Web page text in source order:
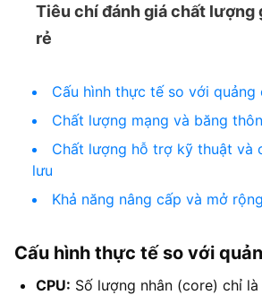
Tiêu chí đánh giá chất lượng
rẻ
Cấu hình thực tế so với quảng
Chất lượng mạng và băng
Chất lượng hỗ trợ kỹ thuật và
lưu
Khả năng nâng cấp và mở rộng
Cấu hình thực tế so với
CPU: Số lượng nhân (core) chỉ